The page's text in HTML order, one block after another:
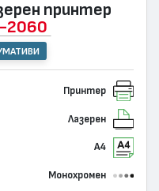
принтер
2060
Принтер
Лазерен
А4
Монохромен